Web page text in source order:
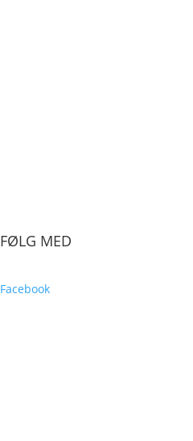
FØLG MED
Facebook